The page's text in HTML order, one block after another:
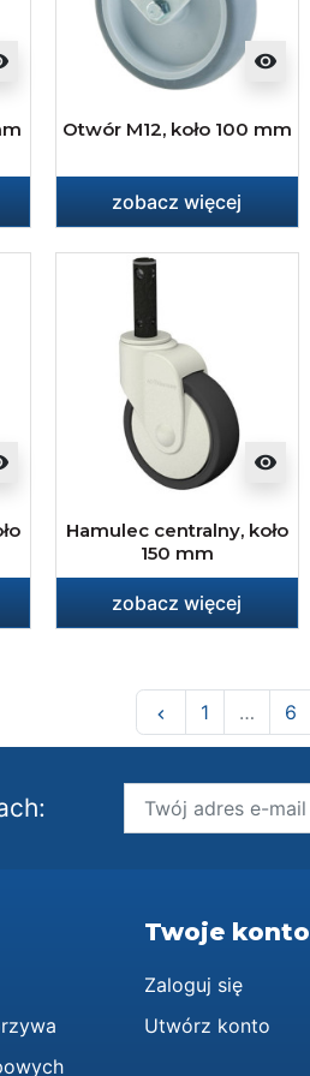
visibility
Otwór M12, koło 100 mm
zobacz więcej
visibility
Hamulec centralny, koło
150 mm
zobacz więcej
keyboard_arrow_left Poprzedni
1 … 6
Twoje konto
Zaloguj się
Utwórz konto